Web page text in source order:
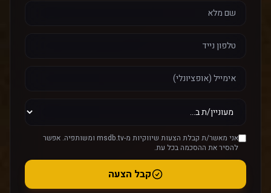
אני מאשר/ת קבלת הצעות שיווקיות מ-msdb.tv ומשותפיה. אפשר
להסיר את ההסכמה בכל עת.
קבל הצעה